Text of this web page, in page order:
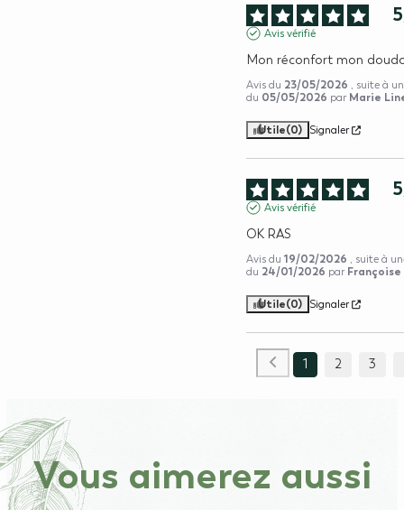
5
Avis vérifié
Mon réconfort mon
Avis du 23/05/2026 , suite à
du 05/05/2026 par Marie
Utile(0) Signaler
5
Avis vérifié
OK RAS
Avis du19/02/2026 , suite à
du 24/01/2026 par Françoise
Utile(0) Signaler
1 2 3
Vous aimerez aussi